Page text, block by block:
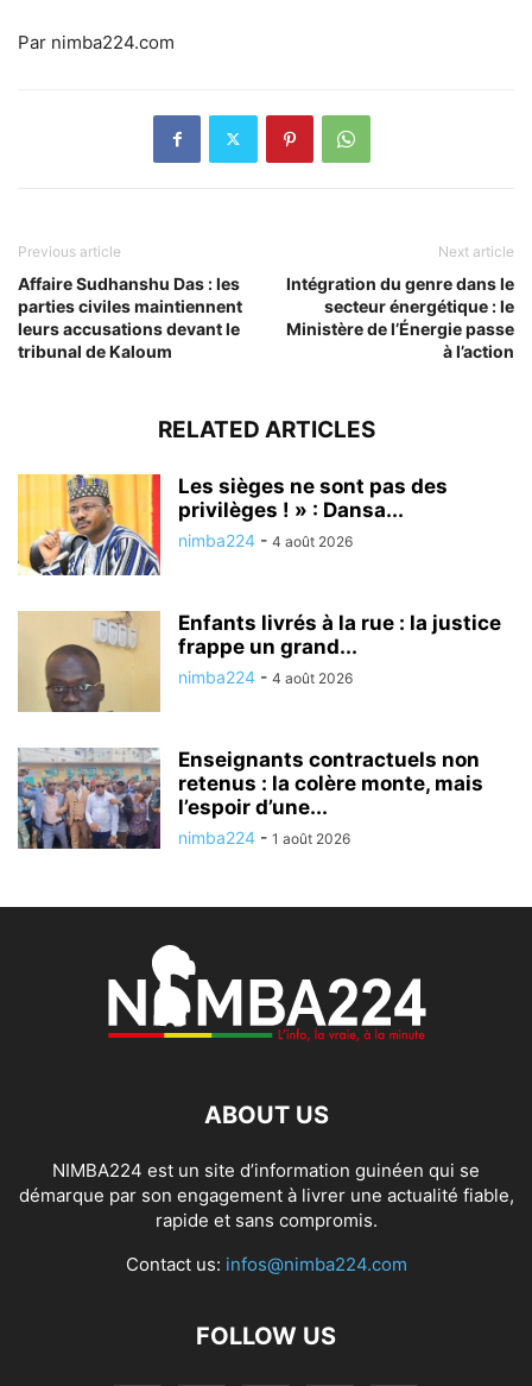
Par nimba224.com
Previous article
Affaire Sudhanshu Das : les
parties civiles maintiennent
leurs accusations devant le
tribunal de Kaloum
Next article
Intégration du genre dans le
secteur énergétique : le
Ministère de l’Énergie passe
à l’action
RELATED ARTICLES
Les sièges ne sont pas des
privilèges ! » : Dansa...
nimba224 - 4 août 2026
Enfants livrés à la rue : la justice
frappe un grand...
nimba224 - 4 août 2026
Enseignants contractuels non
retenus : la colère monte, mais
l’espoir d’une...
nimba224 - 1 août 2026
ABOUT US
NIMBA224 est un site d’information guinéen qui se
démarque par son engagement à livrer une actualité fiable,
rapide et sans compromis.
Contact us: infos@nimba224.com
FOLLOW US